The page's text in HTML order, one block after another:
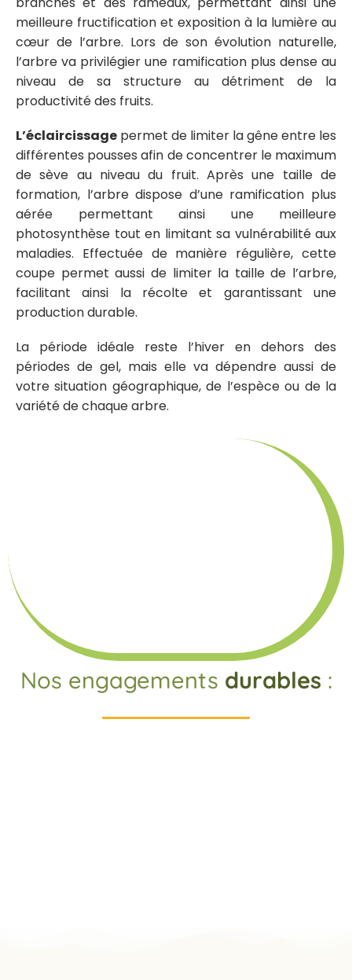
meilleure fructification et exposition à la lumière au
cœur de l’arbre. Lors de son évolution naturelle,
l’arbre va privilégier une ramification plus dense au
niveau de sa structure au détriment de la
productivité des fruits.
L’éclaircissage permet de limiter la gêne entre les
différentes pousses afin de concentrer le maximum
de sève au niveau du fruit. Après une taille de
formation, l’arbre dispose d’une ramification plus
aérée permettant ainsi une meilleure
photosynthèse tout en limitant sa vulnérabilité aux
maladies. Effectuée de manière régulière, cette
coupe permet aussi de limiter la taille de l’arbre,
facilitant ainsi la récolte et garantissant une
production durable.
La période idéale reste l’hiver en dehors des
périodes de gel, mais elle va dépendre aussi de
votre situation géographique, de l’espèce ou de la
variété de chaque arbre.
Nos engagements durables :